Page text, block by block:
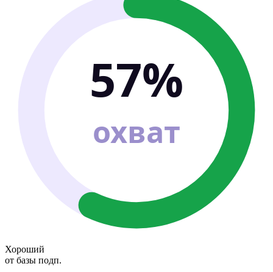
57%
охват
Хороший
от базы подп.